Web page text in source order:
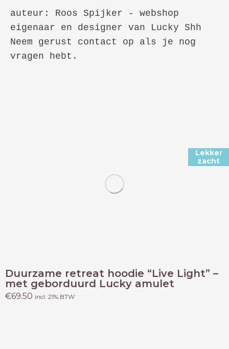
auteur: Roos Spijker - webshop
eigenaar en designer van Lucky Shh
Neem gerust contact op als je nog
vragen hebt.
Lekker
zacht
Duurzame retreat hoodie “Live Light” –
met geborduurd Lucky amulet
€69.50 incl. 21% BTW